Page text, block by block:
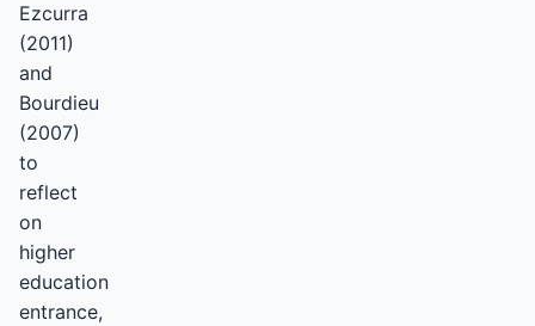
Ezcurra
(2011)
and
Bourdieu
(2007)
to
reflect
on
higher
education
entrance,